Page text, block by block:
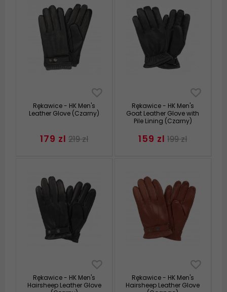
Rękawice - HK Men's
Leather Glove (Czarny)
179 zl 219 zl
Rękawice - HK Men's
Goat Leather Glove with
Pile Lining (Czarny)
159 zl 199 zl
Rękawice - HK Men's
Hairsheep Leather Glove
Rękawice - HK Men's
Hairsheep Leather Glove